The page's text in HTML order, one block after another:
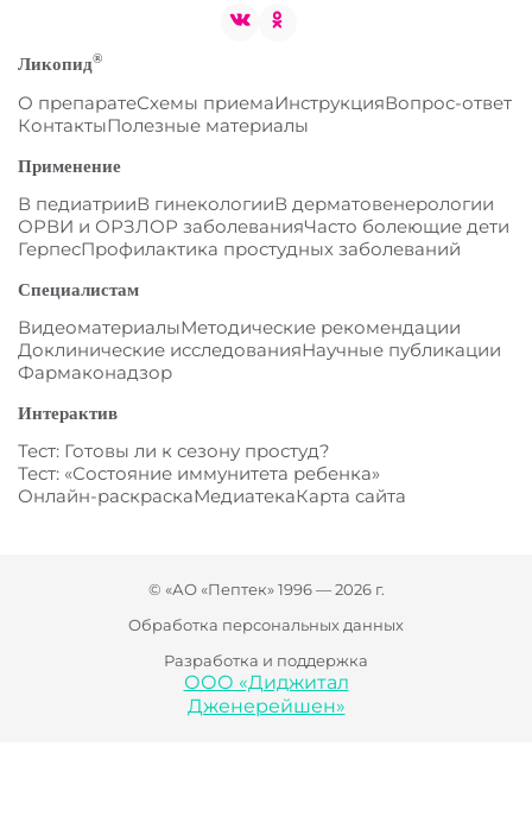
Ликопид®
О препаратеСхемы приемаИнструкцияВопрос-ответ
КонтактыПолезные материалы
Применение
В педиатрииВ гинекологииВ дерматовенерологии
ОРВИ и ОРЗЛОР заболеванияЧасто болеющие дети
ГерпесПрофилактика простудных заболеваний
Специалистам
ВидеоматериалыМетодические рекомендации
Доклинические исследованияНаучные публикации
Фармаконадзор
Интерактив
Тест: Готовы ли к сезону простуд?
Тест: «Состояние иммунитета ребенка»
Онлайн-раскраскаМедиатекаКарта сайта
© «АО «Пептек» 1996 — 2026 г.
Обработка персональных данных
Разработка и поддержка
ООО «Диджитал
Дженерейшен»